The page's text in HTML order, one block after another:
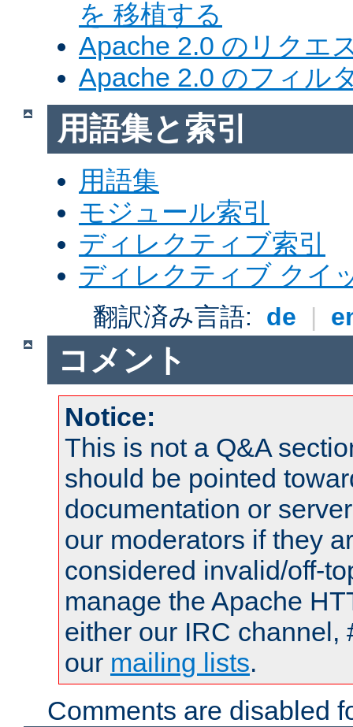
を 移植する
Apache 2.0 のリクエ
Apache 2.0 のフィル
用語集と索引
用語集
モジュール索引
ディレクティブ索引
ディレクティブ クイ
翻訳済み言語: de |
コメント
Notice:
This is not a Q&A
should be pointed
documentation or
our moderators if they
considered invalid/off-
manage the Apache
either our IRC channel,
our mailing lists.
Comments are disabled